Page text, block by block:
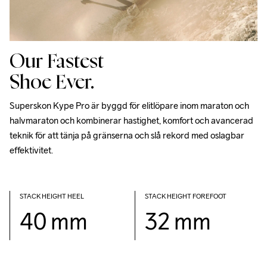
Our Fastest
Shoe Ever.
Superskon Kype Pro är byggd för elitlöpare inom maraton och
halvmaraton och kombinerar hastighet, komfort och avancerad
teknik för att tänja på gränserna och slå rekord med oslagbar
effektivitet.
STACK HEIGHT HEEL
40 mm
STACK HEIGHT FOREFOOT
32 mm